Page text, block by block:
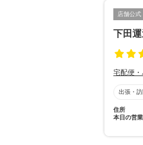
店舗公式
下田
宅配便
出張・
住所
本日の営